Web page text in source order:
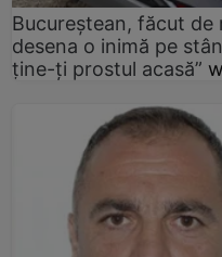
Bucureștean, făcut
desena o inimă pe
ține-ți prostul acasă”